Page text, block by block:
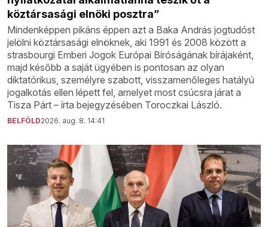
köztársasági elnöki posztra”
Mindenképpen pikáns éppen azt a Baka András jogtudóst
jelölni köztársasági elnöknek, aki 1991 és 2008 között a
strasbourgi Emberi Jogok Európai Bíróságának bírájaként,
majd később a saját ügyében is pontosan az olyan
diktatórikus, személyre szabott, visszamenőleges hatályú
jogalkotás ellen lépett fel, amelyet most csúcsra járat a
Tisza Párt – írta bejegyzésében Toroczkai László.
BELFÖLD2026. aug. 8. 14:41